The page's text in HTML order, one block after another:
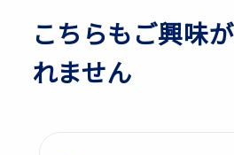
こちらもご興味
れません